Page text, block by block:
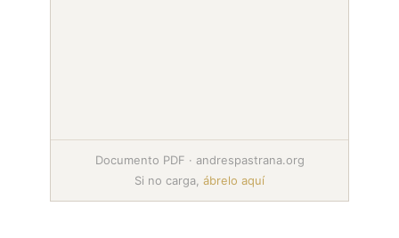
Documento PDF · andrespastrana.org
Si no carga, ábrelo aquí